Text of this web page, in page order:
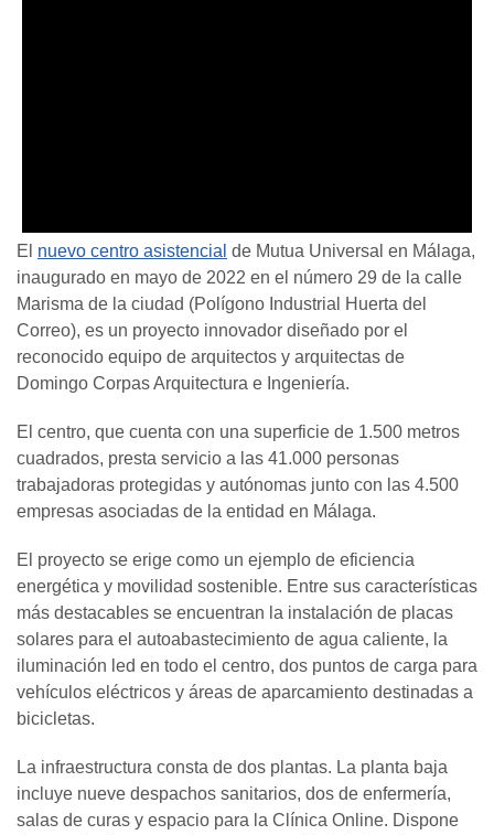
El nuevo centro asistencial de Mutua Universal en Málaga,
inaugurado en mayo de 2022 en el número 29 de la calle
Marisma de la ciudad (Polígono Industrial Huerta del
Correo), es un proyecto innovador diseñado por el
reconocido equipo de arquitectos y arquitectas de
Domingo Corpas Arquitectura e Ingeniería.
El centro, que cuenta con una superficie de 1.500 metros
cuadrados, presta servicio a las 41.000 personas
trabajadoras protegidas y autónomas junto con las 4.500
empresas asociadas de la entidad en Málaga.
El proyecto se erige como un ejemplo de eficiencia
energética y movilidad sostenible. Entre sus características
más destacables se encuentran la instalación de placas
solares para el autoabastecimiento de agua caliente, la
iluminación led en todo el centro, dos puntos de carga para
vehículos eléctricos y áreas de aparcamiento destinadas a
bicicletas.
La infraestructura consta de dos plantas. La planta baja
incluye nueve despachos sanitarios, dos de enfermería,
salas de curas y espacio para la Clínica Online. Dispone